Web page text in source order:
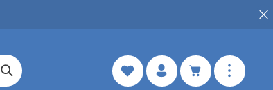
Merkzettel Warenkorb